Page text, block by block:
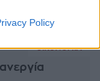
Policy
ΟΙΚΟΝΟΜΊΑ